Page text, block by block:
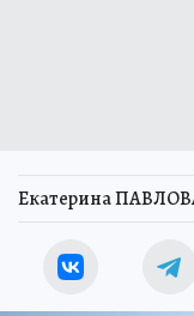
Екатерина